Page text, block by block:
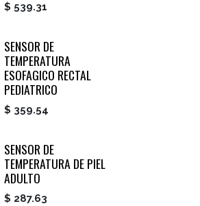
$ 539.31
SENSOR DE
TEMPERATURA
ESOFAGICO RECTAL
PEDIATRICO
$ 359.54
SENSOR DE
TEMPERATURA DE PIEL
ADULTO
$ 287.63